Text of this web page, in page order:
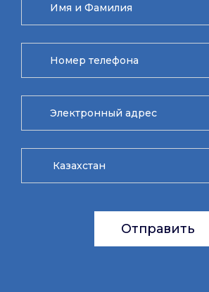
Отправить